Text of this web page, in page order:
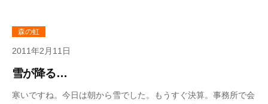
森の虹
2011年2月11日
雪が降る…
寒いですね。今日は朝から雪でした。もうすぐ決算。事務所で会